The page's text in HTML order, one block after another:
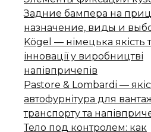
Задние бампера на
назначение, виды и
Kögel — німецька якість
інновації у виробництві
напівпричепів
Pastore & Lombardi —
автофурнітура для
транспорту та
Тело под контролем: как